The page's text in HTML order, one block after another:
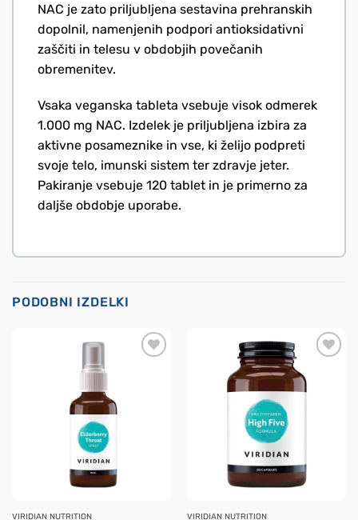
NAC je zato priljubljena sestavina prehranskih
dopolnil, namenjenih podpori antioksidativni
zaščiti in telesu v obdobjih povečanih
obremenitev.
Vsaka veganska tableta vsebuje visok odmerek
1.000 mg NAC. Izdelek je priljubljena izbira za
aktivne posameznike in vse, ki želijo podpreti
svoje telo, imunski sistem ter zdravje jeter.
Pakiranje vsebuje 120 tablet in je primerno za
daljše obdobje uporabe.
PODOBNI IZDELKI
VIRIDIAN NUTRITION VIRIDIAN NUTRITION